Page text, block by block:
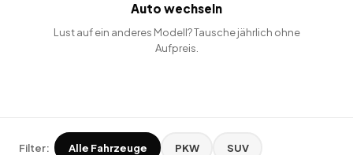
Auto wechseln
Lust auf ein anderes Modell? Tausche jährlich ohne
Aufpreis.
Filter: Alle Fahrzeuge PKW SUV